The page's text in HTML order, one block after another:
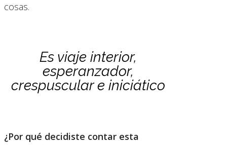
cosas.
Es viaje interior,
esperanzador,
crespuscular e iniciático
¿Por qué decidiste contar esta